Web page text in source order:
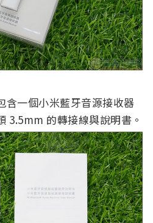
含一個小米藍牙音源接收器
3.5mm 的轉接線與說明書。